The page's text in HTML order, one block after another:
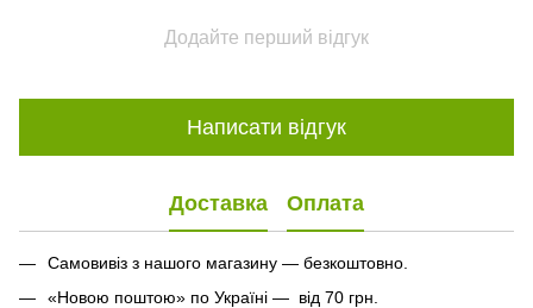
Додайте перший відгук
Написати відгук
Доставка Оплата
Самовивіз з нашого магазину — безкоштовно.
«Новою поштою» по Україні — від 70 грн.